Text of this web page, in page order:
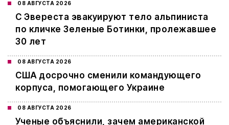
08 АВГУСТА 2026
С Эвереста эвакуируют тело альпиниста
по кличке Зеленые Ботинки, пролежавшее
30 лет
08 АВГУСТА 2026
США досрочно сменили командующего
корпуса, помогающего Украине
08 АВГУСТА 2026
Ученые объяснили, зачем американской